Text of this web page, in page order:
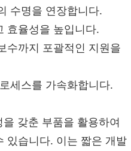
수명을 연장합니다.
효율성을 높입니다.
수까지 포괄적인 지원을
세스를 가속화합니다.
갖춘 부품을 활용하여
있습니다. 이는 짧은 개발